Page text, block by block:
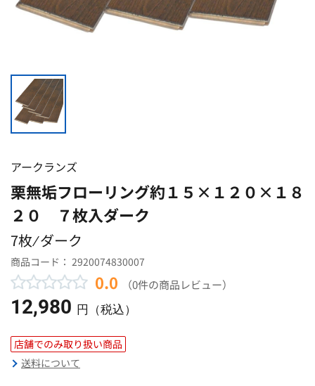
アークランズ
栗無垢フローリング約１５×１２０×１８
２０ ７枚入ダーク
7枚 ⁄ ダーク
商品コード： 2920074830007
0.0 （0件の商品レビュー）
12,980 円（税込）
店舗でのみ取り扱い商品
送料について